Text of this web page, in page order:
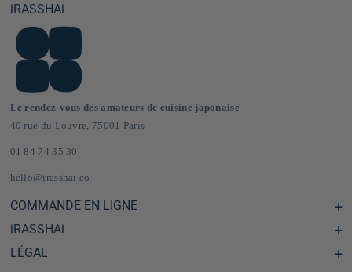
iRASSHAi
Le rendez-vous des amateurs de cuisine japonaise
40 rue du Louvre, 75001 Paris
01 84 74 35 30
hello@irasshai.co
COMMANDE EN LIGNE
Centre d'aide & FAQ
Livraison et frais de port en France & Europe
iRASSHAi
Les horaires du 40 rue du Louvre, Paris
LÉGAL